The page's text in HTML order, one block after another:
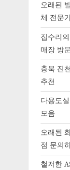
오래된
체 전문
집수리
매장 방
충북 진
추천
다용도
모음
오래된
점 문의
철저한